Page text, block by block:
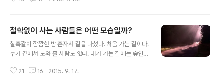
우를 두고 하는 말인가? 어제 내가 하겠다는 일에 공감하고
던 날입니다. 그렇게 기다리고 있었던 날인데...이런 소식을
전해 듣고 아연실색하지 않을 수 없었습니다. 어쩌면 아이
들과 만나는 내 마지막 교육이 될 수 있다는 생각에서 참 많
를... ‘내 건강이 하락하는 한 천사 같은 아이들에게 도움이
철학없이 사는 사람들은 어떤 모습일까?
칠흑같이 깜깜한 밤 혼자서 길을 나섰다. 처음 가는 길이다.
누가 곁에서 도와 줄 사람도 없다. 내가 가는 길에는 숲인지
길 낭떠러지에 떨어질 지도 모른다. 이런 길을 가는 나그네
21 16 2015. 9. 17.